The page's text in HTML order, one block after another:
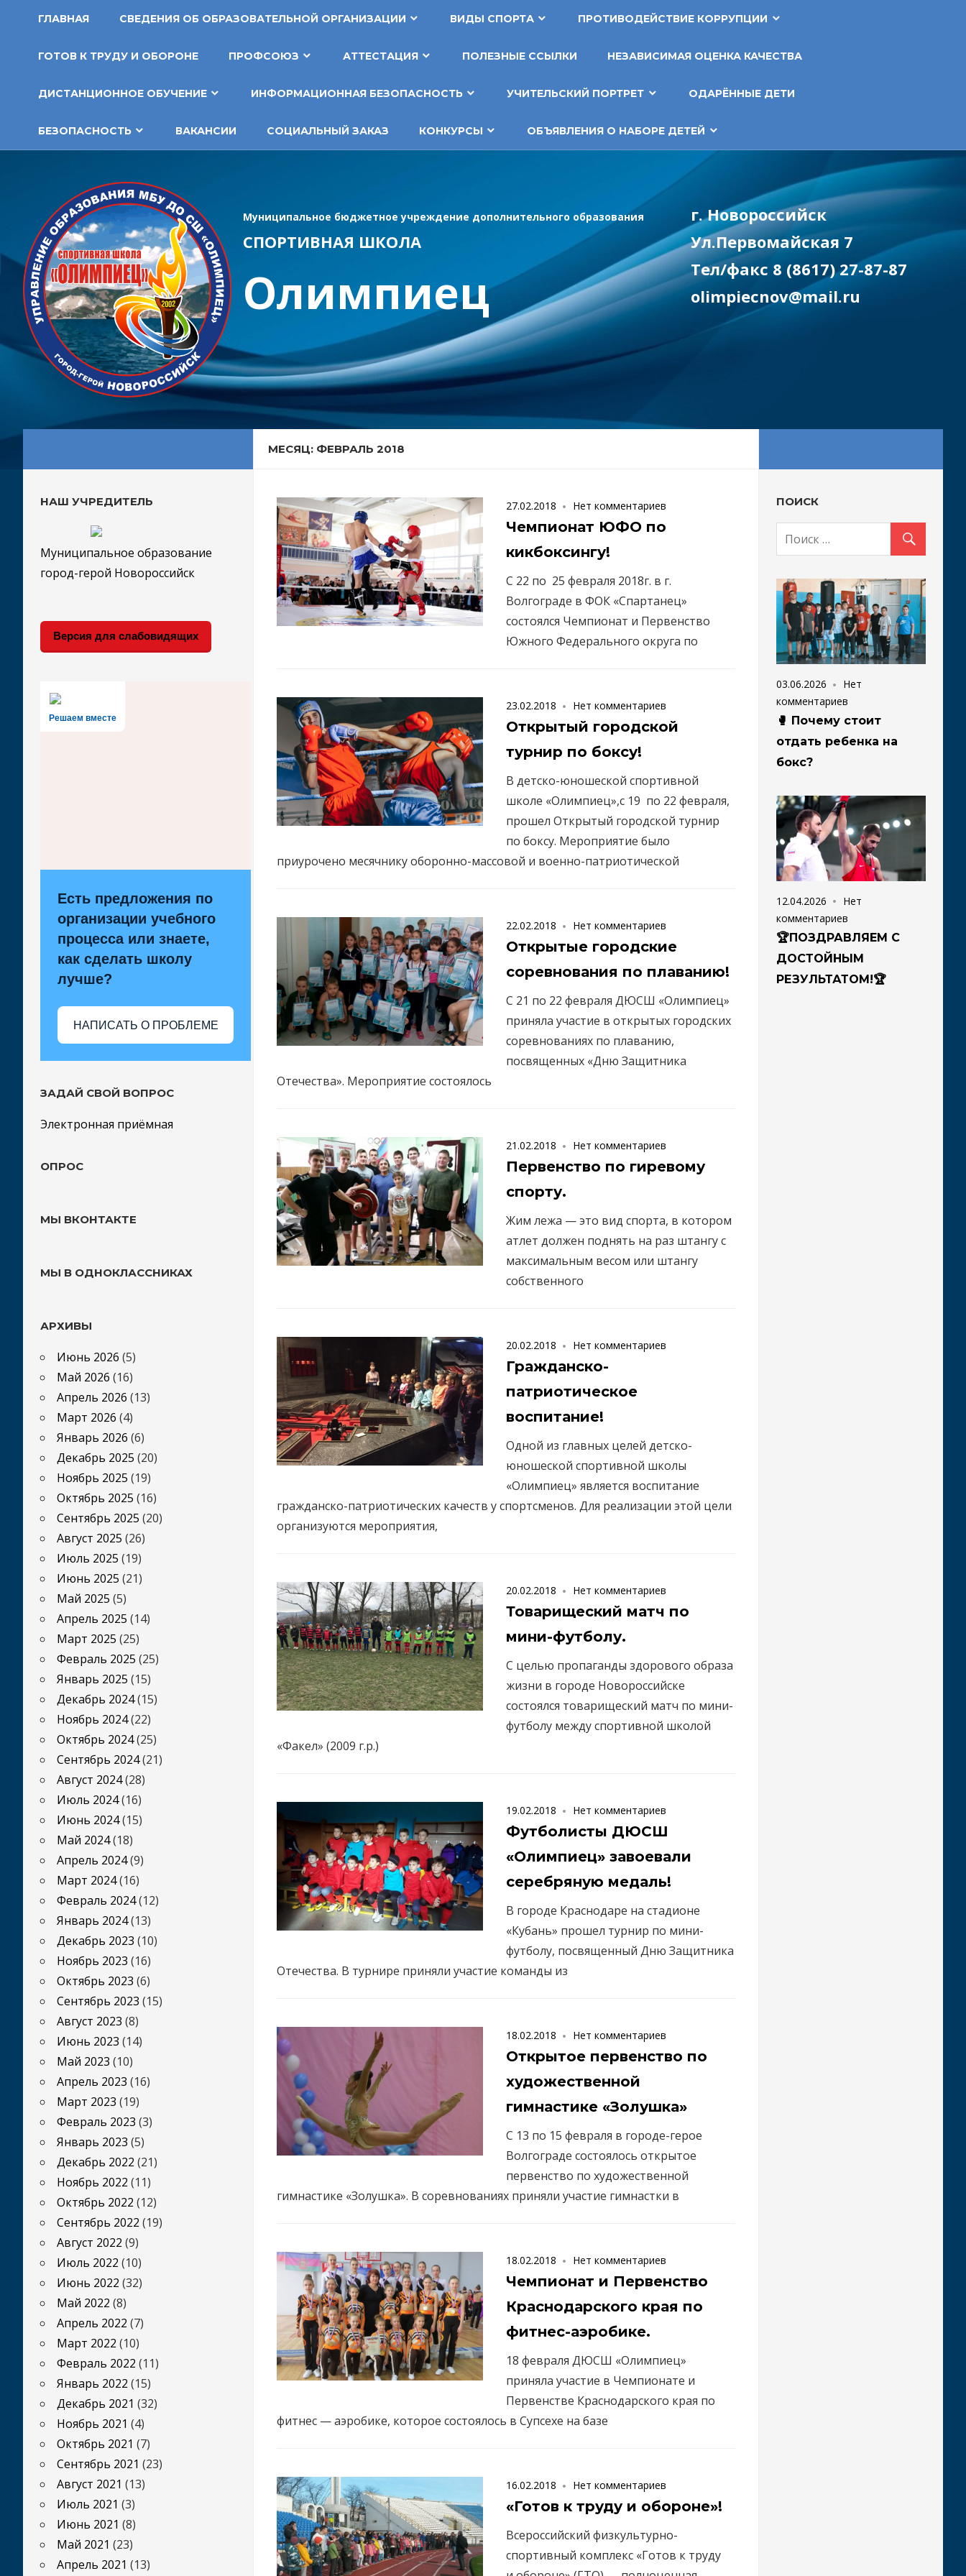
содержимому
ГЛАВНАЯ СВЕДЕНИЯ ОБ ОБРАЗОВАТЕЛЬНОЙ ОРГАНИЗАЦИИ ВИДЫ СПОРТА ПРОТИВОДЕЙСТВИЕ КОРРУПЦИИ
ГОТОВ К ТРУДУ И ОБОРОНЕ ПРОФСОЮЗ АТТЕСТАЦИЯ ПОЛЕЗНЫЕ ССЫЛКИ НЕЗАВИСИМАЯ ОЦЕНКА КАЧЕСТВА
ДИСТАНЦИОННОЕ ОБУЧЕНИЕ ИНФОРМАЦИОННАЯ БЕЗОПАСНОСТЬ УЧИТЕЛЬСКИЙ ПОРТРЕТ ОДАРЁННЫЕ ДЕТИ
БЕЗОПАСНОСТЬ ВАКАНСИИ СОЦИАЛЬНЫЙ ЗАКАЗ КОНКУРСЫ ОБЪЯВЛЕНИЯ О НАБОРЕ ДЕТЕЙ
Муниципальное бюджетное учреждение дополнительного образования
СПОРТИВНАЯ ШКОЛА
Олимпиец
г. Новороссийск
Ул.Первомайская 7
Тел/факс 8 (8617) 27-87-87
olimpiecnov@mail.ru
МЕСЯЦ: ФЕВРАЛЬ 2018
27.02.2018 Нет комментариев
Чемпионат ЮФО по
кикбоксингу!
С 22 по 25 февраля 2018г. в г.
Волгограде в ФОК «Спартанец»
состоялся Чемпионат и Первенство
Южного Федерального округа по
23.02.2018 Нет комментариев
Открытый городской
турнир по боксу!
В детско-юношеской спортивной
школе «Олимпиец»,с 19 по 22 февраля,
прошел Открытый городской турнир
по боксу. Мероприятие было
приурочено месячнику оборонно-массовой и военно-патриотической
22.02.2018 Нет комментариев
Открытые городские
соревнования по плаванию!
С 21 по 22 февраля ДЮСШ «Олимпиец»
приняла участие в открытых городских
соревнованиях по плаванию,
посвященных «Дню Защитника
Отечества». Мероприятие состоялось
21.02.2018 Нет комментариев
Первенство по гиревому
спорту.
Жим лежа — это вид спорта, в котором
атлет должен поднять на раз штангу с
максимальным весом или штангу
собственного
20.02.2018 Нет комментариев
Гражданско-
патриотическое
воспитание!
Одной из главных целей детско-
юношеской спортивной школы
«Олимпиец» является воспитание
гражданско-патриотических качеств у спортсменов. Для реализации этой цели
организуются мероприятия,
20.02.2018 Нет комментариев
Товарищеский матч по
мини-футболу.
С целью пропаганды здорового образа
жизни в городе Новороссийске
состоялся товарищеский матч по мини-
футболу между спортивной школой
«Факел» (2009 г.р.)
19.02.2018 Нет комментариев
Футболисты ДЮСШ
«Олимпиец» завоевали
серебряную медаль!
В городе Краснодаре на стадионе
«Кубань» прошел турнир по мини-
футболу, посвященный Дню Защитника
Отечества. В турнире приняли участие команды из
18.02.2018 Нет комментариев
Открытое первенство по
художественной
гимнастике «Золушка»
С 13 по 15 февраля в городе-герое
Волгограде состоялось открытое
первенство по художественной
гимнастике «Золушка». В соревнованиях приняли участие гимнастки в
18.02.2018 Нет комментариев
Чемпионат и Первенство
Краснодарского края по
фитнес-аэробике.
18 февраля ДЮСШ «Олимпиец»
приняла участие в Чемпионате и
Первенстве Краснодарского края по
фитнес — аэробике, которое состоялось в Супсехе на базе
16.02.2018 Нет комментариев
«Готов к труду и обороне»!
Всероссийский физкультурно-
спортивный комплекс «Готов к труду
НАШ УЧРЕДИТЕЛЬ
Муниципальное образование
город-герой Новороссийск
Версия для слабовидящих
Решаем вместе
Есть предложения по
организации учебного
процесса или знаете,
как сделать школу
лучше?
НАПИСАТЬ О ПРОБЛЕМЕ
ЗАДАЙ СВОЙ ВОПРОС
Электронная приёмная
ОПРОС
МЫ ВКОНТАКТЕ
МЫ В ОДНОКЛАССНИКАХ
АРХИВЫ
Июнь 2026 (5)
Май 2026 (16)
Апрель 2026 (13)
Март 2026 (4)
Январь 2026 (6)
Декабрь 2025 (20)
Ноябрь 2025 (19)
Октябрь 2025 (16)
Сентябрь 2025 (20)
Август 2025 (26)
Июль 2025 (19)
Июнь 2025 (21)
Май 2025 (5)
Апрель 2025 (14)
Март 2025 (25)
Февраль 2025 (25)
Январь 2025 (15)
Декабрь 2024(15)
Ноябрь 2024(22)
Октябрь 2024(25)
Сентябрь 2024(21)
Август 2024(28)
Июль 2024(16)
Июнь 2024(15)
Май 2024(18)
Апрель 2024(9)
Март 2024(16)
Февраль 2024(12)
Январь 2024(13)
Декабрь 2023 (10)
Ноябрь 2023 (16)
Октябрь 2023 (6)
Сентябрь 2023 (15)
Август 2023 (8)
Июнь 2023 (14)
Май 2023 (10)
Апрель 2023 (16)
Март 2023 (19)
Февраль 2023 (3)
Январь 2023 (5)
Декабрь 2022 (21)
Ноябрь 2022 (11)
Октябрь 2022 (12)
Сентябрь 2022 (19)
Август 2022 (9)
Июль 2022 (10)
Июнь 2022 (32)
Май 2022 (8)
Апрель 2022 (7)
Март 2022 (10)
Февраль 2022 (11)
Январь 2022 (15)
Декабрь 2021 (32)
Ноябрь 2021 (4)
Октябрь 2021 (7)
Сентябрь 2021 (23)
Август 2021 (13)
Июль 2021 (3)
Июнь 2021 (8)
Май 2021 (23)
Апрель 2021 (13)
ПОИСК
03.06.2026
Нет
комментариев
🥊 Почему стоит
отдать ребенка на
бокс?
12.04.2026
Нет
комментариев
🏆ПОЗДРАВЛЯЕМ С
ДОСТОЙНЫМ
РЕЗУЛЬТАТОМ!🏆